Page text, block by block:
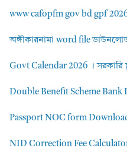
www cafopfm gov bd gpf
অঙ্গীকারনামা word file
Govt Calendar 2026 । সরকারি
Double Benefit Scheme Bank
Passport NOC form
NID Correction Fee